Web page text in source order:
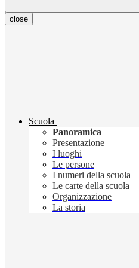
close
Scuola
Panoramica
Presentazione
I luoghi
Le persone
I numeri della scuola
Le carte della scuola
Organizzazione
La storia